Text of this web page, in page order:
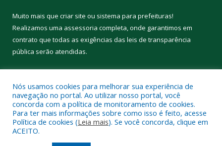
Muito mais que criar site ou sistema para prefeituras!
Realizamos uma assessoria completa, onde garantimos em
contrato que todas as exigências das leis de transparência
pública serão atendidas.
Todos os direitos reservados a Prefeitura Municipal de Aveiro.
Nós usamos cookies para melhorar sua experiência de
navegação no portal. Ao utilizar nosso portal, você
concorda com a política de monitoramento de cookies.
Para ter mais informações sobre como isso é feito, acesse
Política de cookies (Leia mais). Se você concorda, clique em
ACEITO.